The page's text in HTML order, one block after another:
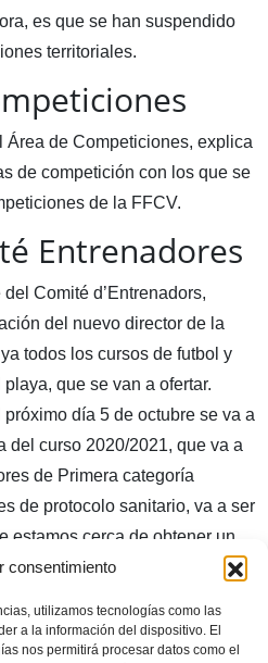
consentimiento
utilizamos tecnologías como las
a la información del dispositivo. El
nos permitirá procesar datos como el
es que se han suspendido
territoriales.
Área de Competiciones, explica
de competición con los que se
de la FFCV.
Entrenadores
Comité d’Entrenadors,
del nuevo director de la
todos los cursos de futbol y
que se van a ofertar.
día 5 de octubre se va a
del curso 2020/2021, que va a
de Primera categoría
de protocolo sanitario, va a ser
estamos cerca de obtener un
cursos académicos, lo que
plataforma educativa, que se